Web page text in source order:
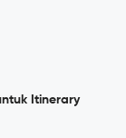
Itinerary